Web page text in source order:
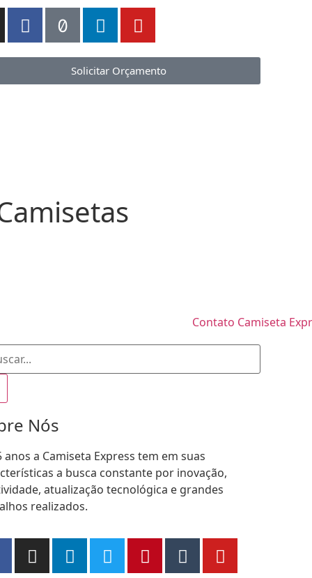
Solicitar Orçamento
Nós
anos a Camiseta Express tem em suas
a busca constante por inovação,
atualização tecnológica e grandes
realizados.